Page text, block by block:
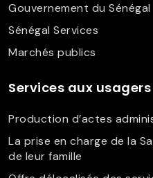
Gouvernement du Sénégal
Sénégal Services
Marchés publics
Services aux usagers
Production d’actes
La prise en charge de la
de leur famille